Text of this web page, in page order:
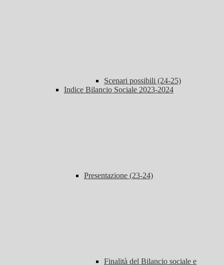
Scenari possibili (24-25)
Indice Bilancio Sociale 2023-2024
Presentazione (23-24)
Finalità del Bilancio sociale e